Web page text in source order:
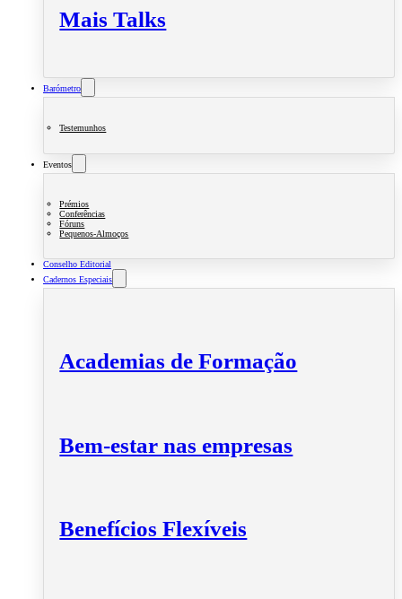
Mais Talks
Barómetro
Testemunhos
Eventos
Prémios
Conferências
Fóruns
Pequenos-Almoços
Conselho Editorial
Cadernos Especiais
Academias de Formação
Bem-estar nas empresas
Benefícios Flexíveis